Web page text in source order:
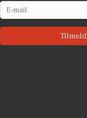
Email
Tilmeld